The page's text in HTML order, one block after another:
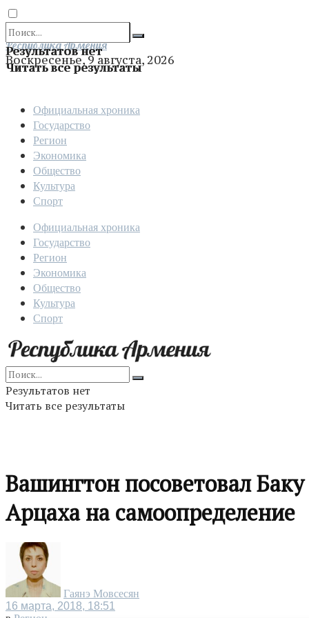
Результатов нет
Читать все результаты
Отправить
Республика Армения
Воскресенье, 9 августа, 2026
Официальная хроника
Государство
Регион
Экономика
Общество
Культура
Спорт
Официальная хроника
Государство
Регион
Экономика
Общество
Культура
Спорт
Результатов нет
Читать все результаты
Вашингтон посоветовал
Арцаха на самоопределение
Гаянэ Мовсесян
16 марта, 2018, 18:51